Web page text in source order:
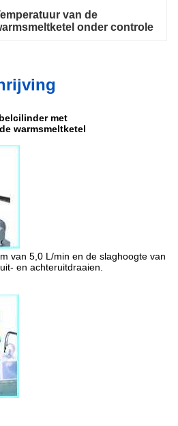
van de
onder controle
met
warmsmeltketel
van 5,0 L/min en de slaghoogte van
en achteruitdraaien.